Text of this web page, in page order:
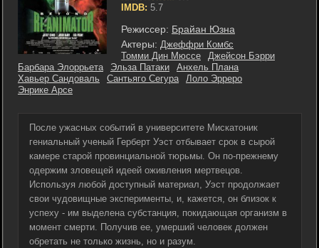
IMDB: 5.7
Режиссер: Брайан Юзна
Актеры: Джеффри Комбс
Томми Дин Мюссе
Джейсон Бэрри
Барбара Элоррьета
Эльза Патаки
Анхель Плана
Хавьер Сандоваль
Сантьяго Сегура
Лоло Эрреро
Энрике Арсе
После ужасных событий в университете Мискатоник
гениальный ученый Герберт Уэст отбывает срок в сырой
камере старой провинциальной тюрьмы. Он по-прежнему
одержим зловещей идеей оживления мертвецов.
Используя любой доступный материал, Уэст продолжает
свои чудовищные эксперименты, и, кажется, он близок к
успеху - им выделена субстанция, покидающая организм в
момент смерти. Получив ее, умерший человек должен
обретать не только жизнь, но и разум.